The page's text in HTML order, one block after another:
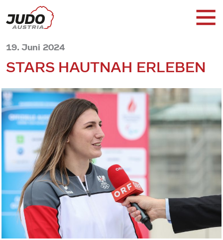
19. Juni 2024
STARS HAUTNAH ERLEBEN